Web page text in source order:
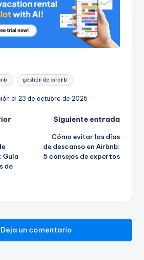
gestión de airbnb
el 23 de octubre de 2025
Guía
de
Siguiente entrada
Cómo evitar los días
de descanso en Airbnb:
5 consejos de expertos
Deja un comentario